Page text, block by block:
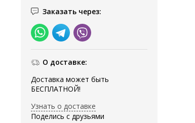
Заказать через:
О доставке:
Доставка может быть
БЕСПЛАТНОЙ!
Узнать о доставке
Поделись с друзьями